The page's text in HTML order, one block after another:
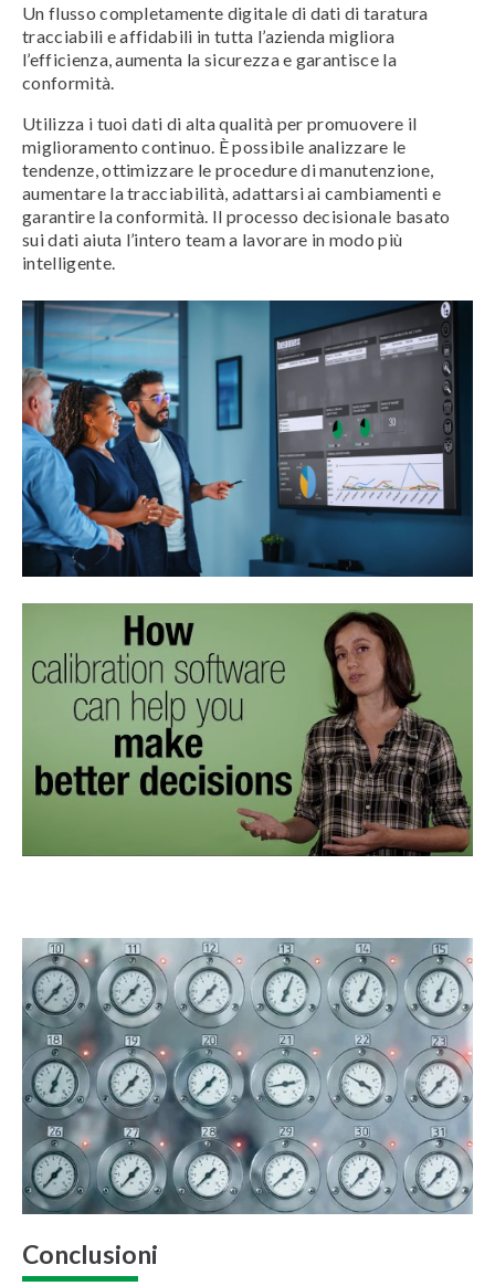
Un flusso completamente digitale di dati di taratura
tracciabili e affidabili in tutta l’azienda migliora
l’efficienza, aumenta la sicurezza e garantisce la
conformità.
Utilizza i tuoi dati di alta qualità per promuovere il
miglioramento continuo. È possibile analizzare le
tendenze, ottimizzare le procedure di manutenzione,
aumentare la tracciabilità, adattarsi ai cambiamenti e
garantire la conformità. Il processo decisionale basato
sui dati aiuta l’intero team a lavorare in modo più
intelligente.
Conclusioni